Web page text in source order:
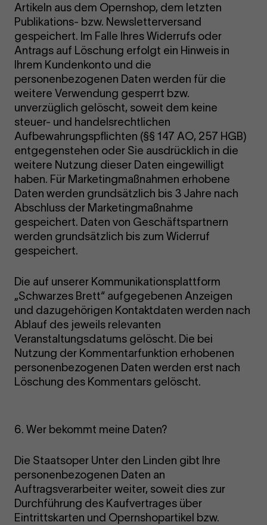
Artikeln aus dem Opernshop, dem letzten
Publikations- bzw. Newsletterversand
gespeichert. Im Falle Ihres Widerrufs oder
Antrags auf Löschung erfolgt ein Hinweis in
Ihrem Kundenkonto und die
personenbezogenen Daten werden für die
weitere Verwendung gesperrt bzw.
unverzüglich gelöscht, soweit dem keine
steuer- und handelsrechtlichen
Aufbewahrungspflichten (§§ 147 AO, 257 HGB)
entgegenstehen oder Sie ausdrücklich in die
weitere Nutzung dieser Daten eingewilligt
haben. Für Marketingmaßnahmen erhobene
Daten werden grundsätzlich bis 3 Jahre nach
Abschluss der Marketingmaßnahme
gespeichert. Daten von Geschäftspartnern
werden grundsätzlich bis zum Widerruf
gespeichert.
Die auf unserer Kommunikationsplattform
„Schwarzes Brett“ aufgegebenen Anzeigen
und dazugehörigen Kontaktdaten werden nach
Ablauf des jeweils relevanten
Veranstaltungsdatums gelöscht. Die bei
Nutzung der Kommentarfunktion erhobenen
personenbezogenen Daten werden erst nach
Löschung des Kommentars gelöscht.
6. Wer bekommt meine Daten?
Die Staatsoper Unter den Linden gibt Ihre
personenbezogenen Daten an
Auftragsverarbeiter weiter, soweit dies zur
Durchführung des Kaufvertrages über
Eintrittskarten und Opernshopartikel bzw.